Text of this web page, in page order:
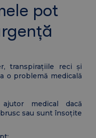
pot
transpirațiile reci și
o problemă medicală
medical dacă
sau sunt însoțite